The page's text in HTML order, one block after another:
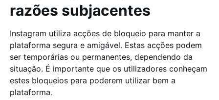
razões subjacentes
Instagram utiliza acções de bloqueio para manter a
plataforma segura e amigável. Estas acções podem
ser temporárias ou permanentes, dependendo da
situação. É importante que os utilizadores conheçam
estes bloqueios para poderem utilizar bem a
plataforma.